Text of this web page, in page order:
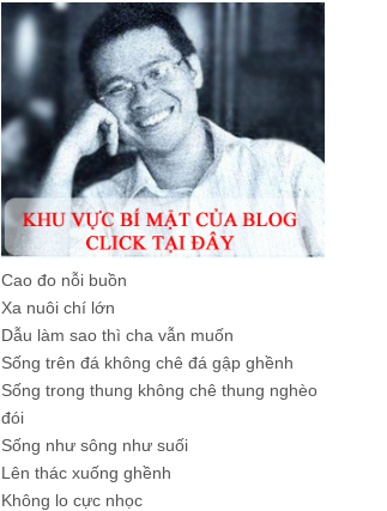
Cao đo nỗi buồn
Xa nuôi chí lớn
Dẫu làm sao thì cha vẫn muốn
Sống trên đá không chê đá gập ghềnh
Sống trong thung không chê thung nghèo
đói
Sống như sông như suối
Lên thác xuống ghềnh
Không lo cực nhọc